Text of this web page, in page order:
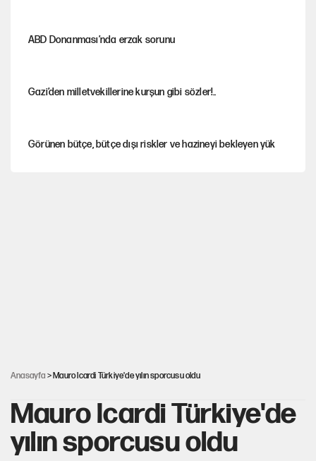
ABD Donanması’nda erzak sorunu
Gazi’den milletvekillerine kurşun gibi sözler!..
Görünen bütçe, bütçe dışı riskler ve hazineyi bekleyen yük
Anasayfa > Mauro Icardi Türkiye'de yılın sporcusu oldu
Mauro Icardi Türkiye'de
yılın sporcusu oldu